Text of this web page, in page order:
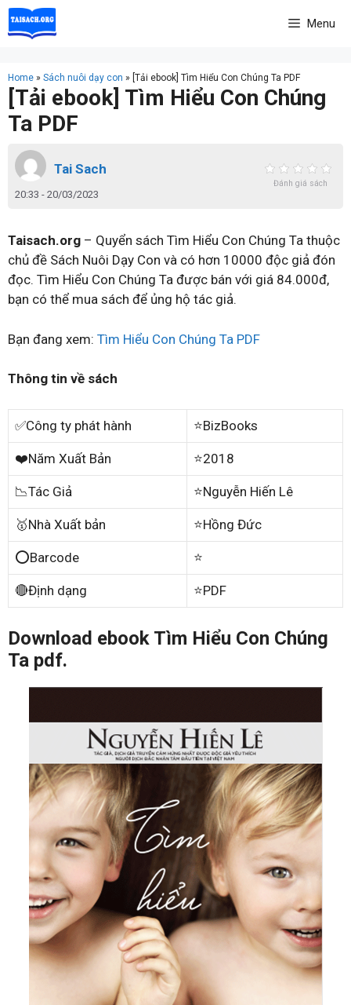
Skip
to
Menu
Home » Sách nuôi dạy con » [Tải ebook] Tìm Hiểu Con Chúng Ta PDF
[Tải ebook] Tìm Hiểu Con Chúng
Ta PDF
Tai Sach
20:33 - 20/03/2023
Đánh giá sách
Taisach.org – Quyển sách Tìm Hiểu Con Chúng Ta thuộc
chủ đề Sách Nuôi Dạy Con và có hơn 10000 độc giả đón
đọc. Tìm Hiểu Con Chúng Ta được bán với giá 84.000đ,
bạn có thể mua sách để ủng hộ tác giả.
Bạn đang xem: Tìm Hiểu Con Chúng Ta PDF
Thông tin về sách
✅Công ty phát hành ⭐BizBooks
❤️Năm Xuất Bản ⭐2018
📉Tác Giả ⭐Nguyễn Hiến Lê
🥇Nhà Xuất bản ⭐Hồng Đức
⭕Barcode ⭐
🔴Định dạng ⭐PDF
Download ebook Tìm Hiểu Con Chúng
Ta pdf.